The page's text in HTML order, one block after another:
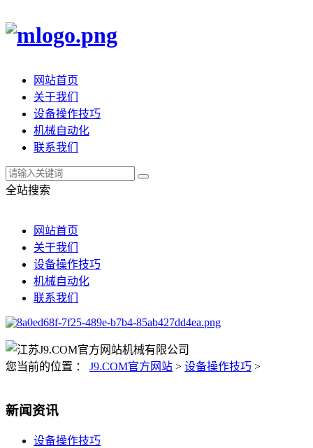
网站首页
关于我们
设备操作技巧
机械自动化
联系我们
全站搜索
网站首页
关于我们
设备操作技巧
机械自动化
联系我们
您当前的位置 ： J9.COM官方网站 > 设备操作技巧 >
新闻资讯
设备操作技巧